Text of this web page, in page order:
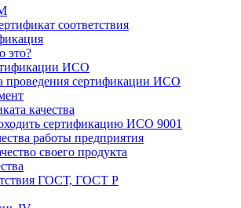
соответствия
это?
ИСО
проведения сертификации ИСО
качества
сертификацию ИСО 9001
работы предприятия
своего продукта
ГОСТ, ГОСТ Р